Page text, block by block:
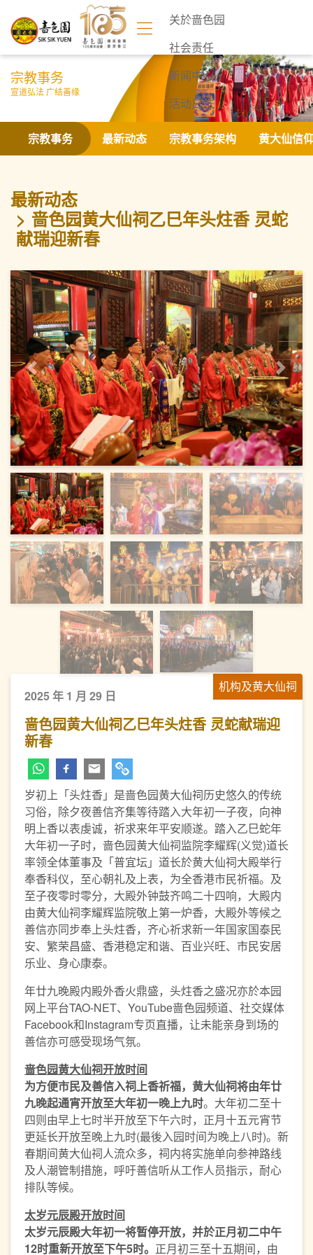
关於啬色园
社会责任
新闻中心
活动日志
联络我们
宗教事务
宣道弘法 广结善缘
宗教事务 最新动态 宗教事务架构 黄大仙信
最新动态
啬色园黄大仙祠乙巳年头炷香 灵蛇
献瑞迎新春
上一页 下一页
机构及黄大仙祠
2025 年 1 月 29 日
啬色园黄大仙祠乙巳年头炷香 灵蛇献瑞迎
新春
岁初上「头炷香」是啬色园黄大仙祠历史悠久的传统
习俗，除夕夜善信齐集等待踏入大年初一子夜，向神
明上香以表虔诚，祈求来年平安顺遂。踏入乙巳蛇年
大年初一子时，啬色园黄大仙祠监院李耀辉(义觉)道长
率领全体董事及「普宜坛」道长於黄大仙祠大殿举行
奉香科仪，至心朝礼及上表，为全香港市民祈福。及
至子夜零时零分，大殿外钟鼓齐鸣二十四响，大殿内
由黄大仙祠李耀辉监院敬上第一炉香，大殿外等候之
善信亦同步奉上头炷香，齐心祈求新一年国家国泰民
安、繁荣昌盛、香港稳定和谐、百业兴旺、市民安居
乐业、身心康泰。
年廿九晚殿内殿外香火鼎盛，头炷香之盛况亦於本园
网上平台TAO-NET、YouTube啬色园频道、社交媒体
Facebook和Instagram专页直播，让未能亲身到场的
善信亦可感受现场气氛。
啬色园黄大仙祠开放时间
为方便市民及善信入祠上香祈福，黄大仙祠将由年廿
九晚起通宵开放至大年初一晚上九时。大年初二至十
四则由早上七时半开放至下午六时，正月十五元宵节
更延长开放至晚上九时(最後入园时间为晚上八时)。新
春期间黄大仙祠人流众多，祠内将实施单向参神路线
及人潮管制措施，呼吁善信听从工作人员指示，耐心
排队等候。
太岁元辰殿开放时间
太岁元辰殿大年初一将暂停开放，并於正月初二中午
12时重新开放至下午5时。 正月初三至十五期间，由